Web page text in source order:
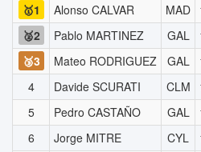
🥇1
Alonso CALVAR MAD
🥈2
Pablo MARTINEZ GAL
🥉3
Mateo RODRIGUEZ GAL
4
Davide SCURATI CLM
5
Pedro CASTAÑO GAL
6
Jorge MITRE CYL